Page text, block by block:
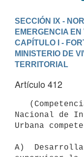
SECCIÓN IX -
EMERGENCIA
CAPÍTULO I -
MINISTERIO DE
TERRITORIAL
Artículo 412
Nacional de
Urbana
A)